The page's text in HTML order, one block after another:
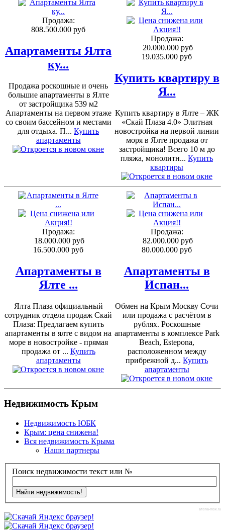
Продажа:
808.500.000 руб
Апартаменты Ялта
ку...
Продажа роскошные и очень
большие апартаменты в Ялте
от застройщика 539 м2
Апартаменты на первом этаже
со своим бассейном и местами
для отдыха. П... Купить
апартаменты
Продажа:
20.000.000 руб
19.035.000 руб
Купить квартиру в
Я...
Купить квартиру в Ялте – ЖК
«Скай Плаза 4.0» Элитная
новостройка на первой линии
моря в Ялте продажа от
застройщика! Всего 10 м до
пляжа, монолитн... Купить
квартиры
Продажа:
18.000.000 руб
16.500.000 руб
Апартаменты в
Ялте ...
Ялта Плаза официальный
сотрудник отдела продаж Скай
Плаза: Предлагаем купить
апартаменты в ялте с видом на
море в новостройке - прямая
продажа от ... Купить
апартаменты
Продажа:
82.000.000 руб
80.000.000 руб
Апартаменты в
Испан...
Обмен на Крым Москву Сочи
или продажа с расчётом в
рублях. Роскошные
апартаменты в комплексе Park
Beach, Estepona,
расположенном между
прибрежной д... Купить
апартаменты
Недвижимость Крым
Недвижимость ЮБК
Крым: цена снижена!
Вся недвижимость Крыма
Наши партнеры
Поиск недвижимости текст или №
afisha-msk.ru